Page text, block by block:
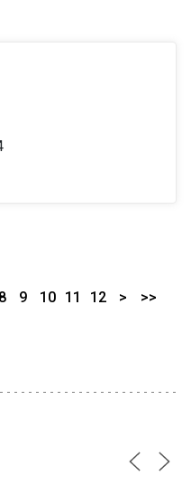
8 9 10 11 12 > >>